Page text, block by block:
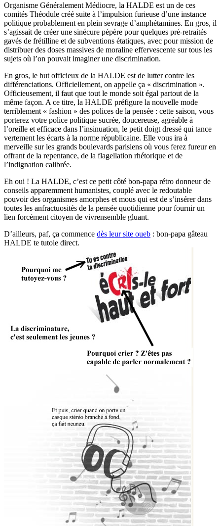
Organisme Généralement Médiocre, la HALDE est un de ces
comités Théodule créé suite à l’impulsion furieuse d’une instance
politique probablement en plein sevrage d’amphétamines. En gros, il
s’agissait de créer une sinécure pépère pour quelques pré-retraités
gavés de frétilline et de subventions étatiques, avec pour mission de
distribuer des doses massives de moraline effervescente sur tous les
sujets où l’on pouvait imaginer une discrimination.
En gros, le but officieux de la HALDE est de lutter contre les
différenciations. Officiellement, on appelle ça « discrimination ».
Officieusement, il faut que tout le monde soit égal partout de la
même façon. A ce titre, la HALDE préfigure la nouvelle mode
terriblement « fashion » des polices de la pensée : cette saison, vous
porterez votre police politique sucrée, doucereuse, agréable à
l’oreille et efficace dans l’insinuation, le petit doigt dressé qui tance
vertement les écarts à la norme républicaine. Elle vous ira à
merveille sur les grands boulevards parisiens où vous ferez fureur en
offrant de la repentance, de la flagellation rhétorique et de
l’indignation calibrée.
Eh oui ! La HALDE, c’est ce petit côté bon-papa rétro donneur de
conseils apparemment humanistes, couplé avec le redoutable
pouvoir des organismes amorphes et mous qui est de s’insérer dans
toutes les anfractuosités de la pensée quotidienne pour fournir un
lien forcément citoyen de vivrensemble gluant.
D’ailleurs, paf, ça commence dès leur site oueb : bon-papa gâteau
HALDE te tutoie direct.